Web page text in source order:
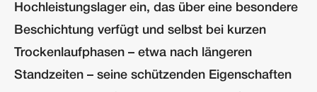
Hochleistungslager ein, das über eine besondere
Beschichtung verfügt und selbst bei kurzen
Trockenlaufphasen – etwa nach längeren
Standzeiten – seine schützenden Eigenschaften